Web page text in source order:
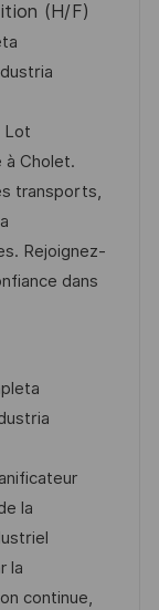
(H/F)
Lot
à Cholet.
transports,
Rejoignez-
dans
la
la
continue,